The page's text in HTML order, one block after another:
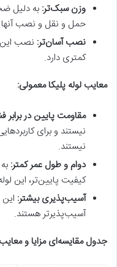
وزن سبک‌تر: به دلیل
حمل و نقل و نصب
نصب آسان‌تر: نصب این
کمتری دارد.
معایب لوله پلیکا معمولی:
مقاومت پایین در برابر
نیستند و برای
نیستند.
دوام و طول عمر کمتر:
کیفیت پایین‌تر، این
آسیب‌پذیری بیشتر:
آسیب‌پذیرتر هستند.
جدول مقایسه‌ای مزایا و